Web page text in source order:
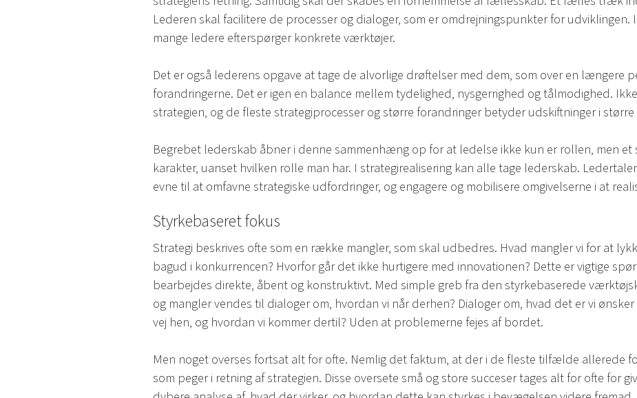
Lederen skal facilitere de processer og dialoger, som er omdrejningspunkter for udviklingen.
mange ledere efterspørger konkrete værktøjer.
Det er også lederens opgave at tage de alvorlige drøftelser med dem, som over en længere
forandringerne. Det er igen en balance mellem tydelighed, nysgerrighed og tålmodighed.
strategien, og de fleste strategiprocesser og større forandringer betyder udskiftninger i
Begrebet lederskab åbner i denne sammenhæng op for at ledelse ikke kun er rollen, men
karakter, uanset hvilken rolle man har. I strategirealisering kan alle tage lederskab.
evne til at omfavne strategiske udfordringer, og engagere og mobilisere omgivelserne i at
Styrkebaseret fokus
Strategi beskrives ofte som en række mangler, som skal udbedres. Hvad mangler vi for at
bagud i konkurrencen? Hvorfor går det ikke hurtigere med innovationen? Dette er vigtige
bearbejdes direkte, åbent og konstruktivt. Med simple greb fra den styrkebaserede
og mangler vendes til dialoger om, hvordan vi når derhen? Dialoger om, hvad det er vi
vej hen, og hvordan vi kommer dertil? Uden at problemerne fejes af bordet.
Men noget overses fortsat alt for ofte. Nemlig det faktum, at der i de fleste tilfælde allerede
som peger i retning af strategien. Disse oversete små og store succeser tages alt for ofte for